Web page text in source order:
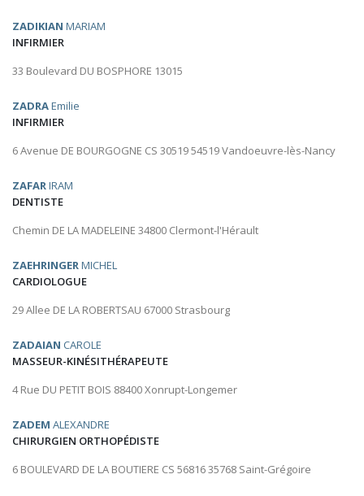
ZADIKIAN MARIAM
INFIRMIER
33 Boulevard DU BOSPHORE 13015
ZADRAEmilie
INFIRMIER
6 Avenue DE BOURGOGNE CS 30519 54519 Vandoeuvre-lès-Nancy
ZAFARIRAM
DENTISTE
Chemin DE LA MADELEINE 34800 Clermont-l'Hérault
ZAEHRINGERMICHEL
CARDIOLOGUE
29 Allee DE LA ROBERTSAU 67000 Strasbourg
ZADAIAN CAROLE
MASSEUR-KINÉSITHÉRAPEUTE
4 Rue DU PETIT BOIS 88400 Xonrupt-Longemer
ZADEM ALEXANDRE
CHIRURGIEN ORTHOPÉDISTE
6 BOULEVARD DE LA BOUTIERE CS 56816 35768 Saint-Grégoire